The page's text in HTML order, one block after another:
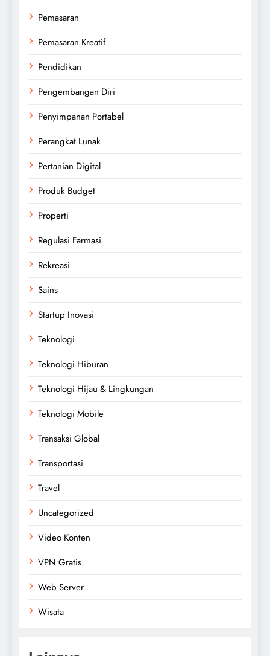
Pemasaran
Pemasaran Kreatif
Pendidikan
Pengembangan Diri
Penyimpanan Portabel
Perangkat Lunak
Pertanian Digital
Produk Budget
Properti
Regulasi Farmasi
Rekreasi
Sains
Startup Inovasi
Teknologi
Teknologi Hiburan
Teknologi Hijau & Lingkungan
Teknologi Mobile
Transaksi Global
Transportasi
Travel
Uncategorized
Video Konten
VPN Gratis
Web Server
Wisata